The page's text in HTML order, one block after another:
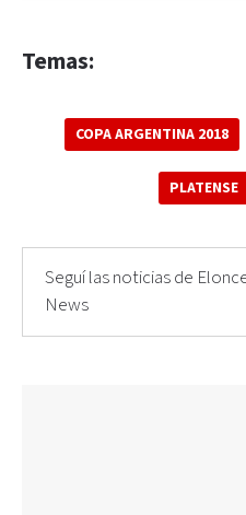
Temas:
COPA ARGENTINA 2018
PLATENSE
Seguí las noticias de
News